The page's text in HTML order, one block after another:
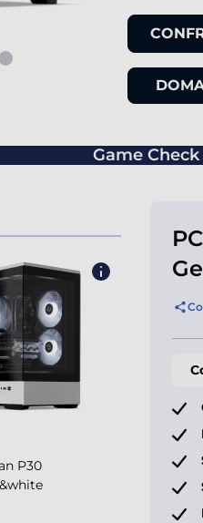
Game Check
P30